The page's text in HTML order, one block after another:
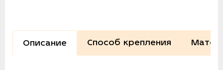
Описание Способ крепления